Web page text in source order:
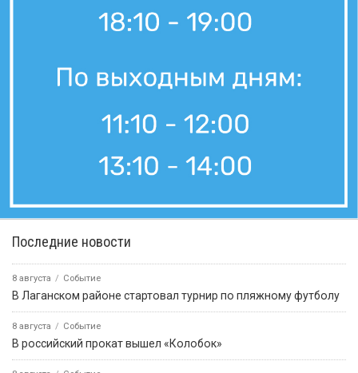
Последние новости
8 августа Событие
В Лаганском районе стартовал турнир по пляжному футболу
8 августа Событие
В российский прокат вышел «Колобок»